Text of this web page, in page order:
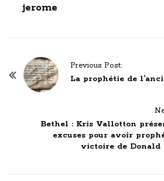
jerome
Previous Post:
La prophétie de
Bethel : Kris Vallotton
excuses pour avoir
victoire de Donald